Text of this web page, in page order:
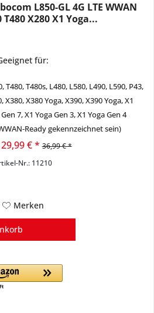
L850-GL 4G LTE WWAN
X280 X1 Yoga...
für:
T480, T480s, L480, L580, L490, L590, P43,
X380, X380 Yoga, X390, X390 Yoga, X1
7, X1 Yoga Gen 3, X1 Yoga Gen 4
Ready gekennzeichnet sein)
€ * 36,99 € *
Nr.: 11210
Merken